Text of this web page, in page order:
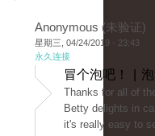
Anonymous (未验证)
星期三, 04/24/2019 - 23:43
永久连接
冒个泡吧！ |
Thanks for all of
Betty delights in
it's really easy to